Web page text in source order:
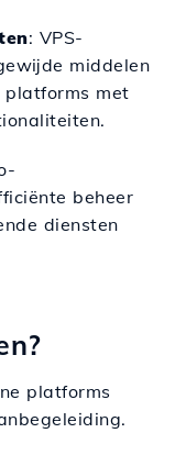
: VPS-
middelen
platforms met
beheer
diensten
platforms